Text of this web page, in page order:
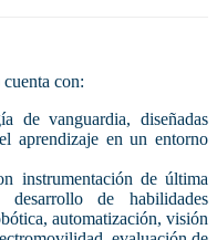
con:
de vanguardia, diseñadas
aprendizaje en un entorno
instrumentación de última
de habilidades
automatización, visión